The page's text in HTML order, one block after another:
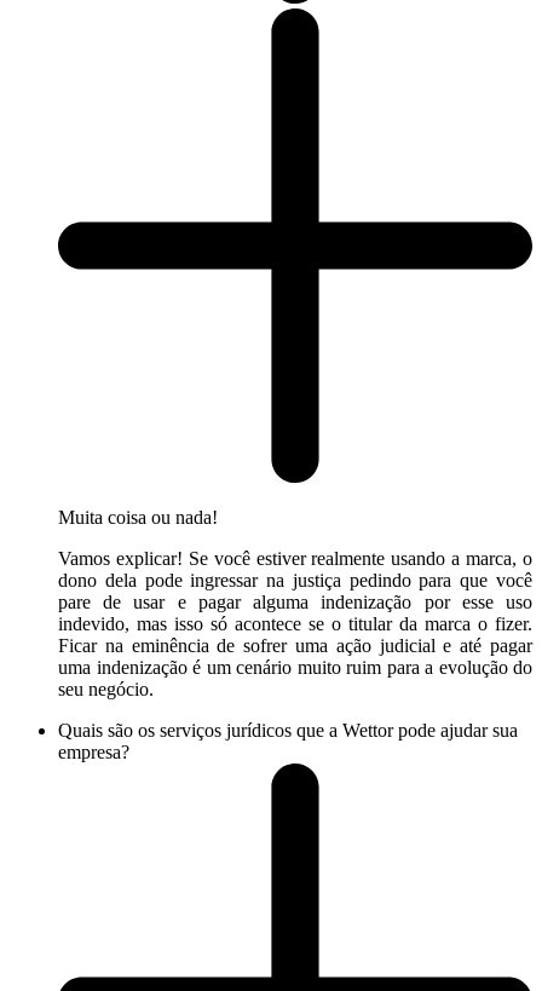
Muita coisa ou nada!
Vamos explicar! Se você estiver realmente usando a marca, o
dono dela pode ingressar na justiça pedindo para que você
pare de usar e pagar alguma indenização por esse uso
indevido, mas isso só acontece se o titular da marca o fizer.
Ficar na eminência de sofrer uma ação judicial e até pagar
uma indenização é um cenário muito ruim para a evolução do
seu negócio.
Quais são os serviços jurídicos que a Wettor pode ajudar sua
empresa?